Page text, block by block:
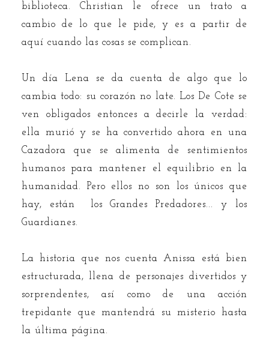
biblioteca. Christian le ofrece un trato a
cambio de lo que le pide, y es a partir de
aquí cuando las cosas se complican.
Un día Lena se da cuenta de algo que lo
cambia todo: su corazón no late. Los De Cote se
ven obligados entonces a decirle la verdad:
ella murió y se ha convertido ahora en una
Cazadora que se alimenta de sentimientos
humanos para mantener el equilibrio en la
humanidad. Pero ellos no son los únicos que
hay, están los Grandes Predadores... y los
Guardianes.
La historia que nos cuenta Anissa está bien
estructurada, llena de personajes divertidos y
sorprendentes, así como de una acción
trepidante que mantendrá su misterio hasta
la última página.